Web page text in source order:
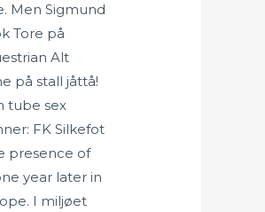
Men Sigmund
Tore på
Alt
på stall jåttå!
tube sex
FK Silkefot
presence of
year later in
I miljøet